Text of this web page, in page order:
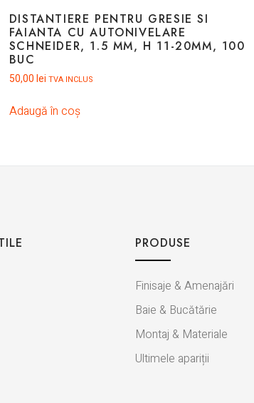
DISTANTIERE PENTRU GRESIE SI
FAIANTA CU AUTONIVELARE
SCHNEIDER, 1.5 MM, H 11-20MM, 100
BUC
50,00 lei TVA INCLUS
Adaugă în coș
PRODUSE
Finisaje & Amenajări
Baie & Bucătărie
Montaj & Materiale
Ultimele apariții